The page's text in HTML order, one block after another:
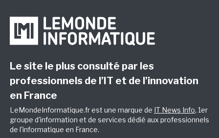
Le site le plus consulté par les
professionnels de l’IT et de l’innovation
en France
LeMondeInformatique.fr est une marque de IT News Info, 1er
groupe d'information et de services dédié aux professionnels
de l'informatique en France.